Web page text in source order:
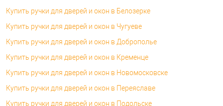
Купить ручки для дверей и окон в Белозерке
Купить ручки для дверей и окон в Чугуеве
Купить ручки для дверей и окон в Доброполье
Купить ручки для дверей и окон в Кременце
Купить ручки для дверей и окон в Новомосковске
Купить ручки для дверей и окон в Переяславе
Купить ручки для дверей и окон в Подольске